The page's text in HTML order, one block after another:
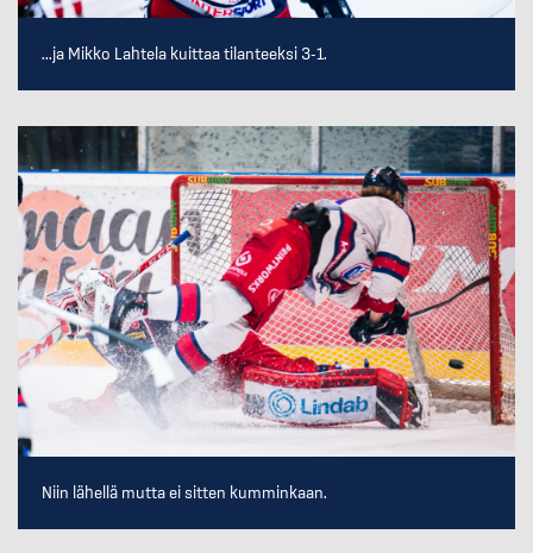
...ja Mikko Lahtela kuittaa tilanteeksi 3-1.
Niin lähellä mutta ei sitten kumminkaan.